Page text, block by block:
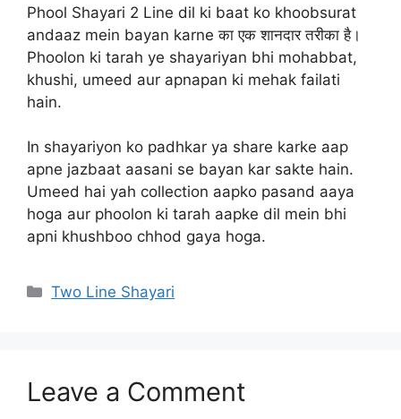
Phool Shayari 2 Line dil ki baat ko khoobsurat
andaaz mein bayan karne का एक शानदार तरीका है।
Phoolon ki tarah ye shayariyan bhi mohabbat,
khushi, umeed aur apnapan ki mehak failati
hain.
In shayariyon ko padhkar ya share karke aap
apne jazbaat aasani se bayan kar sakte hain.
Umeed hai yah collection aapko pasand aaya
hoga aur phoolon ki tarah aapke dil mein bhi
apni khushboo chhod gaya hoga.
Categories
Two Line Shayari
Leave a Comment